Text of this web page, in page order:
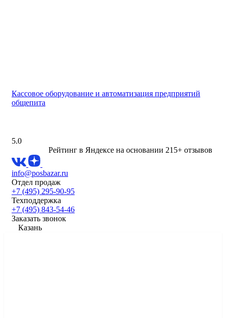
Кассовое оборудование и автоматизация предприятий
общепита
5.0
Рейтинг в Яндексе на основании 215+ отзывов
info@posbazar.ru
Отдел продаж
+7 (495) 295-90-95
Техподдержка
+7 (495) 843-54-46
Заказать звонок
Казань